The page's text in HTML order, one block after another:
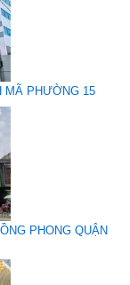
MÃ PHƯỜNG 15
PHONG QUẬN